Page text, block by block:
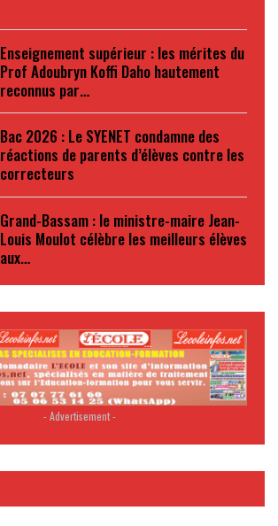
Enseignement supérieur : les mérites du
Prof Adoubryn Koffi Daho hautement
reconnus par…
Bac 2026 : Le SYENET condamne des
réactions de parents d’élèves contre les
correcteurs
Grand-Bassam : le ministre-maire Jean-
Louis Moulot célèbre les meilleurs élèves
aux…
- Advertisement -